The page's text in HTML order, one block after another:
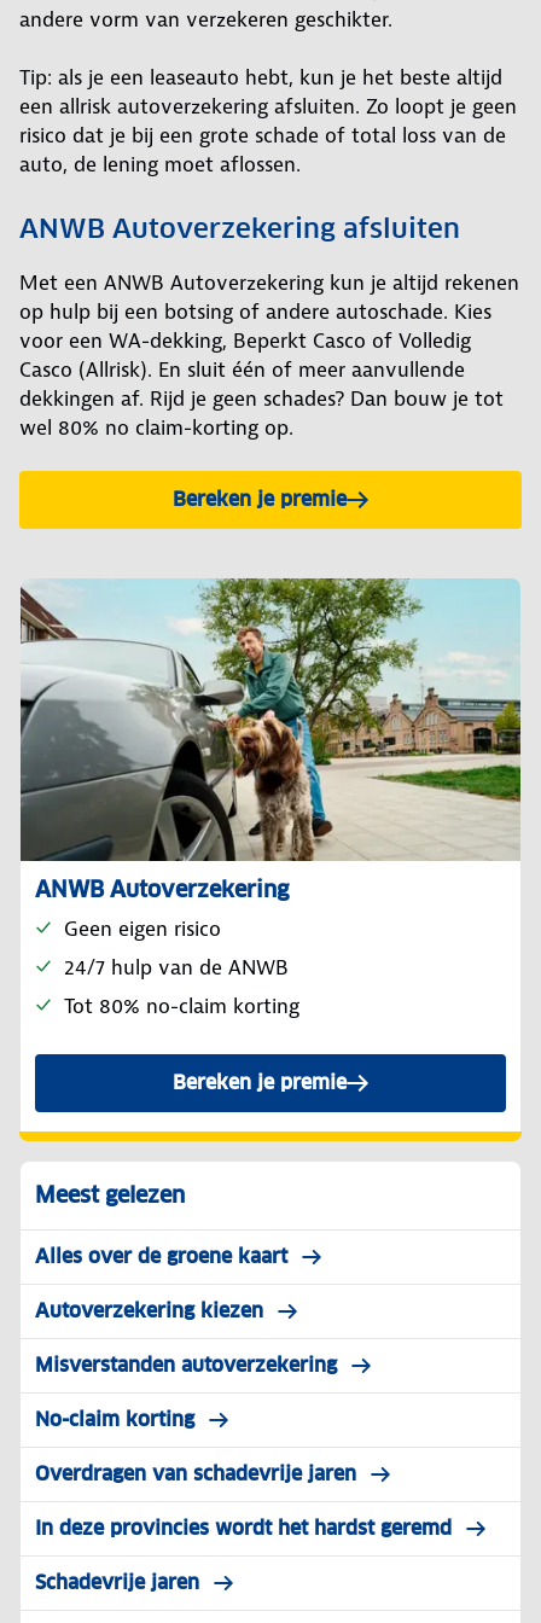
andere vorm van verzekeren geschikter.
Tip: als je een leaseauto hebt, kun je het beste altijd
een allrisk autoverzekering afsluiten. Zo loopt je geen
risico dat je bij een grote schade of total loss van de
auto, de lening moet aflossen.
ANWB Autoverzekering afsluiten
Met een ANWB Autoverzekering kun je altijd rekenen
op hulp bij een botsing of andere autoschade. Kies
voor een WA-dekking, Beperkt Casco of Volledig
Casco (Allrisk). En sluit één of meer aanvullende
dekkingen af. Rijd je geen schades? Dan bouw je tot
wel 80% no claim-korting op.
Bereken je premievoor de ANWB Reguliere
ANWB Autoverzekering
Geen eigen risico
24/7 hulp van de ANWB
Tot 80% no-claim korting
Bereken je premievoor de ANWB Reguliere
Meest gelezen
Alles over de groene kaart
Autoverzekering kiezen
Misverstanden autoverzekering
No-claim korting
Overdragen van schadevrije jaren
In deze provincies wordt het hardst geremd
Schadevrije jaren